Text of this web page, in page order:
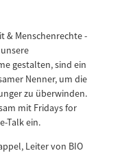
& Menschenrechte -
gestalten, sind ein
Nenner, um die
zu überwinden.
mit Fridays for
Talk ein.
Leiter von BIO